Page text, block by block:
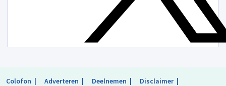
Colofon Adverteren Deelnemen
Disclaimer